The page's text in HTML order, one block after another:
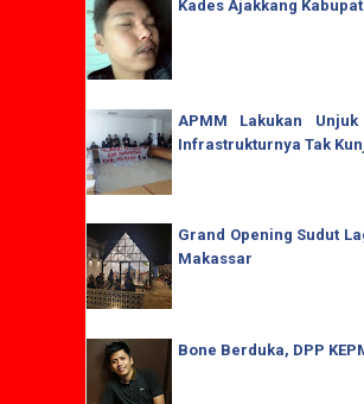
Kades Ajakkang
APMM Lakukan
Infrastrukturnya Tak
Grand Opening Sudut
Makassar
Bone Berduka, DPP